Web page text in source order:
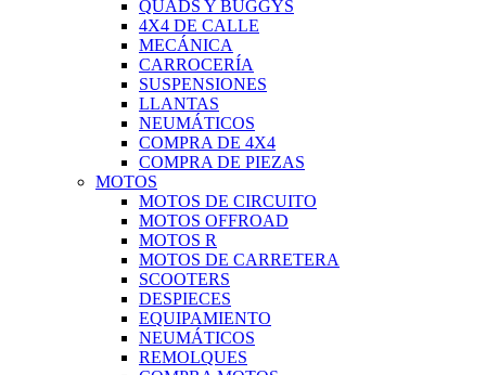
QUADS Y BUGGYS
4X4 DE CALLE
MECÁNICA
CARROCERÍA
SUSPENSIONES
LLANTAS
NEUMÁTICOS
COMPRA DE 4X4
COMPRA DE PIEZAS
MOTOS
MOTOS DE CIRCUITO
MOTOS OFFROAD
MOTOS R
MOTOS DE CARRETERA
SCOOTERS
DESPIECES
EQUIPAMIENTO
NEUMÁTICOS
REMOLQUES